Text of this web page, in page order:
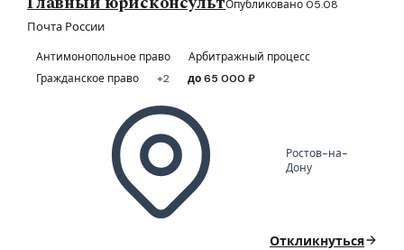
Опубликовано 05.08
Почта России
Антимонопольное право
Арбитражный процесс
Гражданское право
+2 до 65 000 ₽
Ростов-на-
Дону
Откликнуться